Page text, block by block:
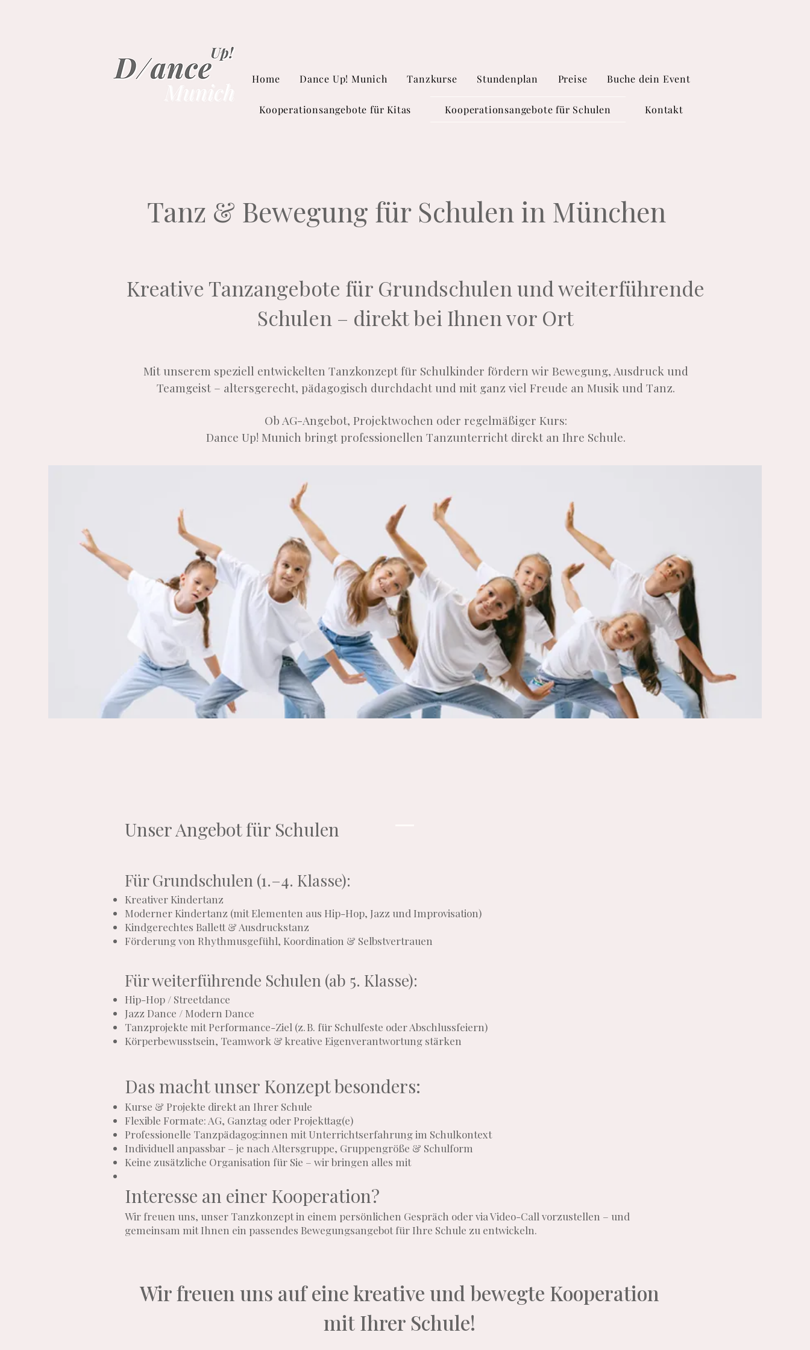
Home Dance Up! Munich Tanzkurse Stundenplan Preise Buche dein Event
Kooperationsangebote für Kitas Kooperationsangebote für Schulen Kontakt
Tanz & Bewegung für Schulen in München
Kreative Tanzangebote für Grundschulen und weiterführende
Schulen – direkt bei Ihnen vor Ort
Mit unserem speziell entwickelten Tanzkonzept für Schulkinder fördern wir Bewegung, Ausdruck und
Teamgeist – altersgerecht, pädagogisch durchdacht und mit ganz viel Freude an Musik und Tanz.
Ob AG-Angebot, Projektwochen oder regelmäßiger Kurs:
Dance Up! Munich bringt professionellen Tanzunterricht direkt an Ihre Schule.
Unser Angebot für Schulen
Für Grundschulen (1.–4. Klasse):
Kreativer Kindertanz
Moderner Kindertanz (mit Elementen aus Hip-Hop, Jazz und Improvisation)
Kindgerechtes Ballett & Ausdruckstanz
Förderung von Rhythmusgefühl, Koordination & Selbstvertrauen
Für weiterführende Schulen (ab 5. Klasse):
Hip-Hop / Streetdance
Jazz Dance / Modern Dance
Tanzprojekte mit Performance-Ziel (z. B. für Schulfeste oder Abschlussfeiern)
Körperbewusstsein, Teamwork & kreative Eigenverantwortung stärken
Das macht unser Konzept besonders:
Kurse & Projekte direkt an Ihrer Schule
Flexible Formate: AG, Ganztag oder Projekttag(e)
Professionelle Tanzpädagog:innen mit Unterrichtserfahrung im Schulkontext
Individuell anpassbar – je nach Altersgruppe, Gruppengröße & Schulform
Keine zusätzliche Organisation für Sie – wir bringen alles mit
Interesse an einer Kooperation?
Wir freuen uns, unser Tanzkonzept in einem persönlichen Gespräch oder via Video-Call vorzustellen – und
gemeinsam mit Ihnen ein passendes Bewegungsangebot für Ihre Schule zu entwickeln.
Wir freuen uns auf eine kreative und bewegte Kooperation
mit Ihrer Schule!